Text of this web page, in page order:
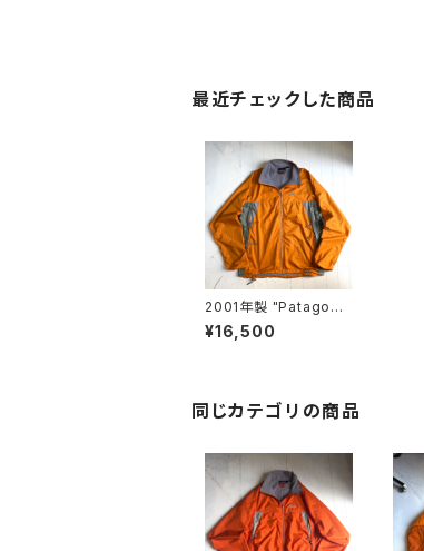
最近チェックした商品
2001年製 "Patagoni
a" Zephur jacket
¥16,500
同じカテゴリの商品